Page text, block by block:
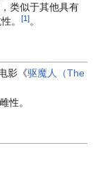
类似于其他具有
。 [1]。
影《驱魔人（The
性。